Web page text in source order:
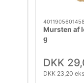
4011905601458
Mursten af
g
DKK
DKK 23,20